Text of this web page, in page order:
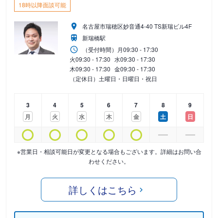
18時以降面談可能
名古屋市瑞穂区妙音通4-40 TS新瑞ビル4F
新瑞橋駅
（受付時間） 月09:30 - 17:30
火09:30 - 17:30 水09:30 - 17:30
木09:30 - 17:30 金09:30 - 17:30
（定休日）土曜日・日曜日・祝日
3
月
4
火
5
水
6
木
7
金
8
土
9
日
※営業日・相談可能日が変更となる場合もございます。詳細はお問い合
わせください。
詳しくはこちら